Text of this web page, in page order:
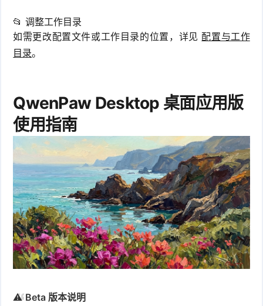
📂 调整工作目录
如需更改配置文件或工作目录的位置，详见 配置与工作
目录。
QwenPaw Desktop 桌面应用版
使用指南
⚠️Beta 版本说明